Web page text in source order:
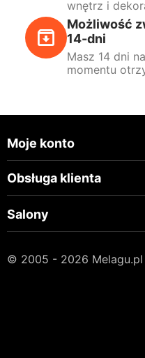
wnętrz i
Możliwość
14-dni
Masz 14 dni
momentu
Moje konto
Obsługa klienta
Salony
© 2005 - 2026 Melagu.pl